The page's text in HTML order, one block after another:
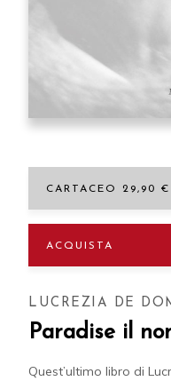
CARTACEO 29,90 €
ACQUISTA
LUCREZIA DE
Paradise il
Quest’ultimo libro di